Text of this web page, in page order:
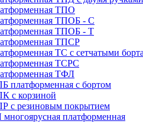
ТПО
ТПОБ - С
ТПОБ - Т
ТПСР
ТС с сетчатыми
ТСРС
ТФЛ
платформенная с бортом
с корзиной
с резиновым покрытием
платформенная